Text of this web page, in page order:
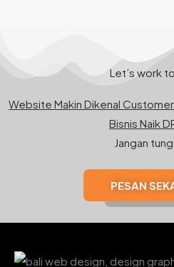
Let’s work
Website Makin Dikenal
Bisnis Naik
Jangan
PESAN